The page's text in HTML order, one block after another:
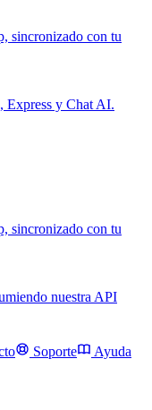
sincronizado con tu
Express y Chat AI.
sincronizado con tu
nuestra API
Soporte Ayuda